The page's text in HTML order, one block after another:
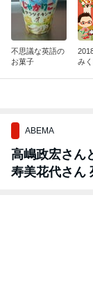
不思議な英語の
お菓子
み
ABEMA
高嶋政宏さん
寿美花代さん